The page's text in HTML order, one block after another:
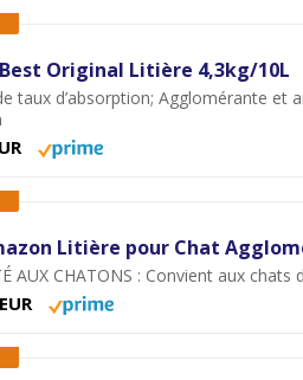
Best Original Litière 4,3kg/10L
taux d’absorption; Agglomérante et
AUX CHATONS : Convient aux